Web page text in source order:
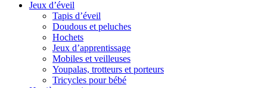
Jeux d’éveil
Tapis d’éveil
Doudous et peluches
Hochets
Jeux d’apprentissage
Mobiles et veilleuses
Youpalas, trotteurs et porteurs
Tricycles pour bébé